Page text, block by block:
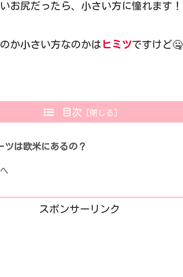
お尻だったら、小さい方に憧れます！
か小さい方なのかは ヒミツですけど🤐
目次
ツは欧米にあるの？
スポンサーリンク